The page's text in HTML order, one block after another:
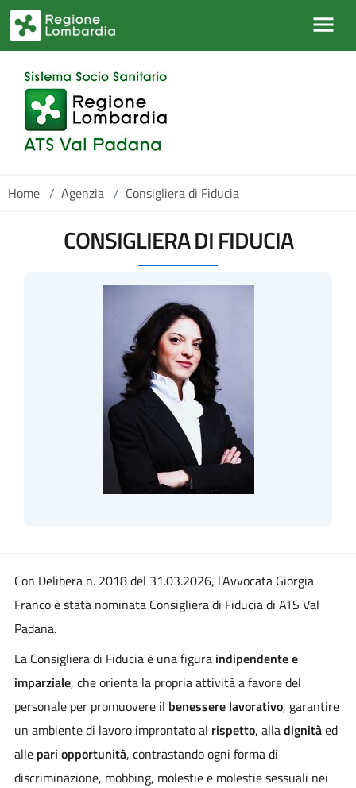
Salta al contenuto principale
Home / Agenzia / Consigliera di Fiducia
CONSIGLIERA DI FIDUCIA
Con Delibera n. 2018 del 31.03.2026, l’Avvocata Giorgia
Franco è stata nominata Consigliera di Fiducia di ATS Val
Padana.
La Consigliera di Fiducia è una figura indipendente e
imparziale, che orienta la propria attività a favore del
personale per promuovere il benessere lavorativo, garantire
un ambiente di lavoro improntato al rispetto, alladignitàed
alle pari opportunità, contrastando ogni forma di
discriminazione, mobbing, molestie e molestie sessuali nei